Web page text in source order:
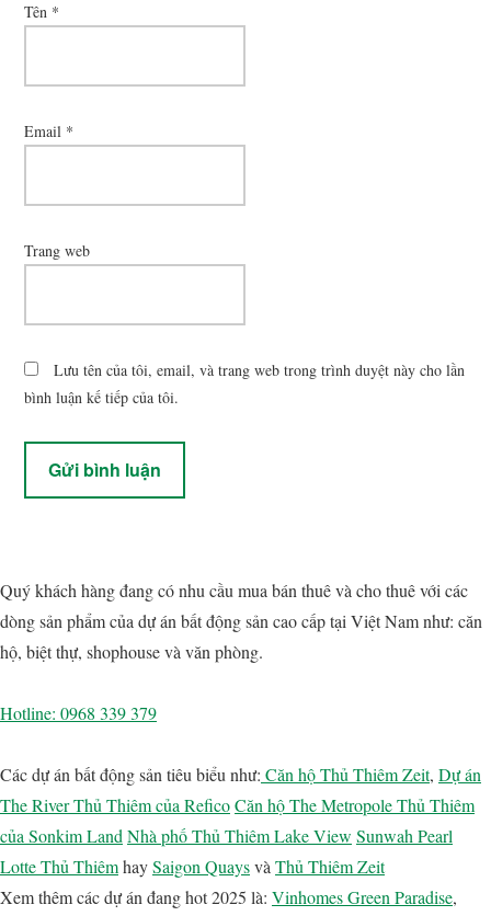
Tên *
Email *
Trang web
Lưu tên của tôi, email, và trang web trong trình duyệt này cho lần
bình luận kế tiếp của tôi.
Sidebar
chính
Footer
Quý khách hàng đang có nhu cầu mua bán thuê và cho thuê với các
dòng sản phẩm của dự án bất động sản cao cấp tại Việt Nam như: căn
hộ, biệt thự, shophouse và văn phòng.
Hotline: 0968 339 379
Các dự án bất động sản tiêu biểu như: Căn hộ Thủ Thiêm Zeit, Dự án
The River Thủ Thiêm của ReficoCăn hộ The Metropole Thủ Thiêm
của Sonkim Land Nhà phố Thủ Thiêm Lake View Sunwah Pearl
Lotte Thủ ThiêmhaySaigon Quaysvà Thủ Thiêm Zeit
Xem thêm các dự án đang hot 2025 là: Vinhomes Green Paradise,